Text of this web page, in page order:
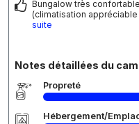
Bungalow très
(climatisation
suite
Notes détaillées du
Propreté
Hébergement/